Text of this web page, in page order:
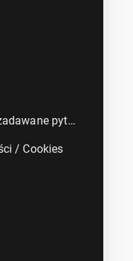
FAQ - Najczęściej zadawane pytania
/ Cookies